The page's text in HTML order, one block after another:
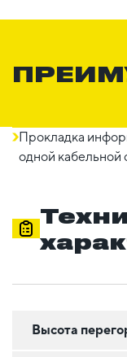
Прокладка
одной кабельной
Высота